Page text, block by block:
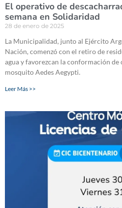
El operativo de
semana en Solidaridad
28 de enero de 2025
La Municipalidad, junto al Ejército
Nación, comenzó con el retiro de
agua y favorezcan la conformación
mosquito Aedes Aegypti.
Leer Más >>